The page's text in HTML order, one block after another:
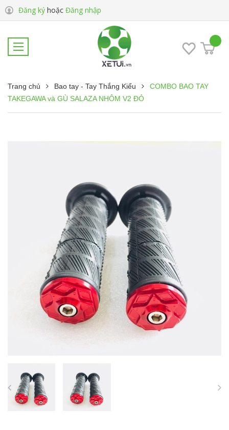
Đăng ký hoặc Đăng nhập
Trang chủ Bao tay - Tay Thắng Kiểu
COMBO BAO TAY
TAKEGAWA và GÙ SALAZA NHÔM V2 ĐỎ